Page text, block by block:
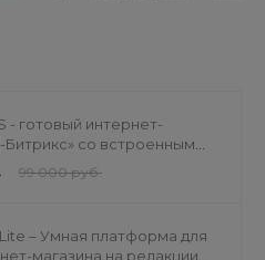
- готовый интернет-
Битрикс» со встроенным
интеллектом
99 000 руб.
Lite – Умная платформа для